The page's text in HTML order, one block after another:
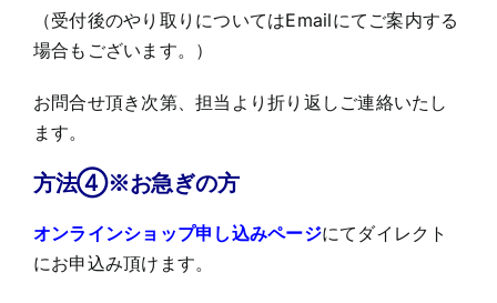
（受付後のやり取りについてはEmailにてご案内する
場合もございます。）
お問合せ頂き次第、担当より折り返しご連絡いたし
ます。
方法➃※お急ぎの方
オンラインショップ申し込みページにてダイレクト
にお申込み頂けます。